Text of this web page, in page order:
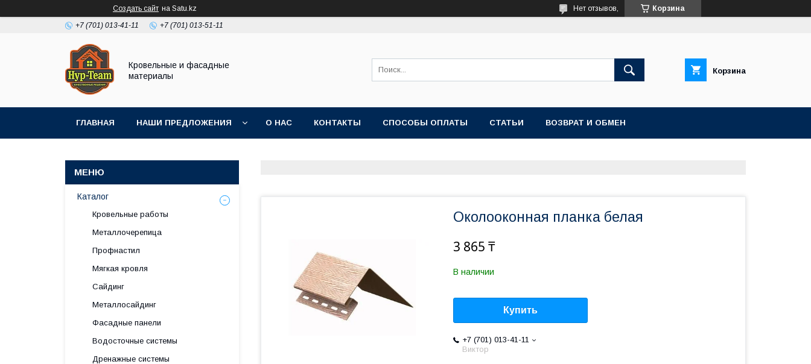
Создать сайт на Satu.kz Корзина
Нет отзывов,
+7 (701) 013-41-11 +7 (701) 013-51-11
Кровельные и фасадные
материалы
Корзина
ГЛАВНАЯ НАШИ ПРЕДЛОЖЕНИЯ О НАС КОНТАКТЫ СПОСОБЫ ОПЛАТЫ СТАТЬИ ВОЗВРАТ И ОБМЕН
Околооконная планка белая
3 865 ₸
В наличии
Купить
+7 (701) 013-41-11
Виктор
Каталог
Кровельные работы
Металлочерепица
Профнастил
Мягкая кровля
Сайдинг
Металлосайдинг
Фасадные панели
Водосточные системы
Дренажные системы